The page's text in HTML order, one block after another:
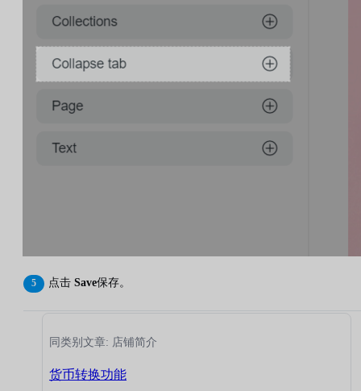
点击 Save保存。
同类别文章: 店铺简介
货币转换功能